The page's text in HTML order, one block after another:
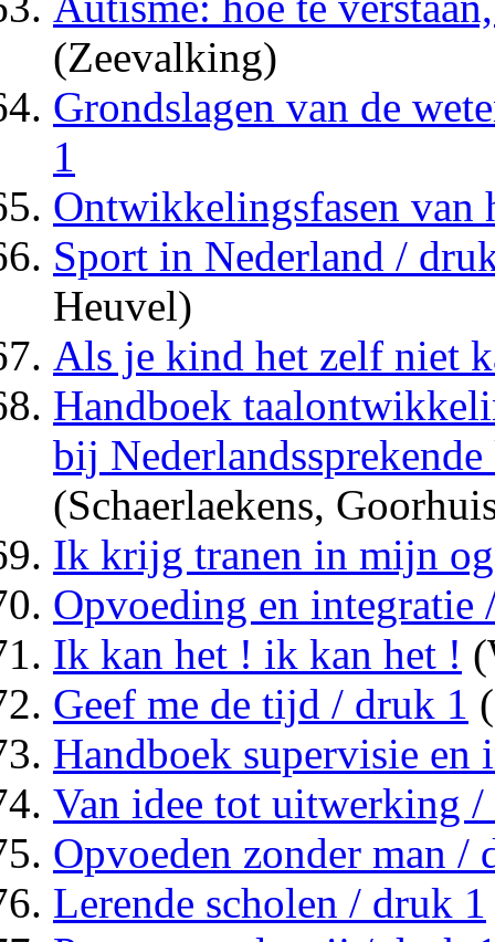
(Zeevalking)
Grondslagen van de
1
Ontwikkelingsfasen van
Sport in Nederland /
Heuvel)
Als je kind het zelf niet
Handboek
bij
(Schaerlaekens,
Ik krijg tranen in mijn
Opvoeding en integratie
Ik kan het ! ik kan het !
Geef me de tijd / druk 1
Handboek supervisie
Van idee tot uitwerking
Opvoeden zonder man /
Lerende scholen / druk 1